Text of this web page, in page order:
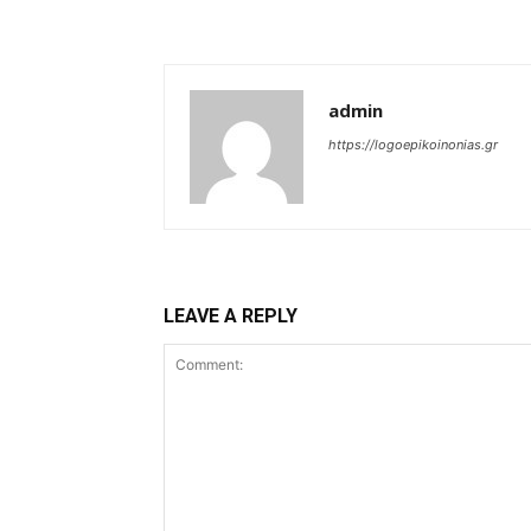
admin
https://logoepikoinonias.gr
LEAVE A REPLY